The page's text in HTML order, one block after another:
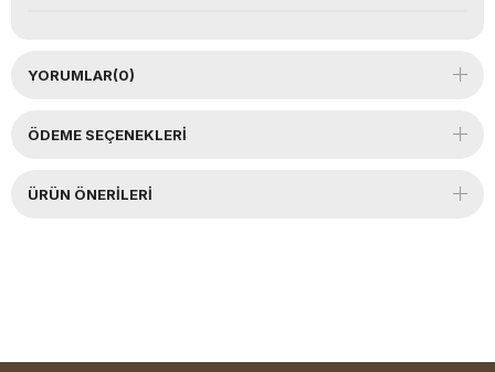
YORUMLAR(0)
ÖDEME SEÇENEKLERI
ÜRÜN ÖNERILERI